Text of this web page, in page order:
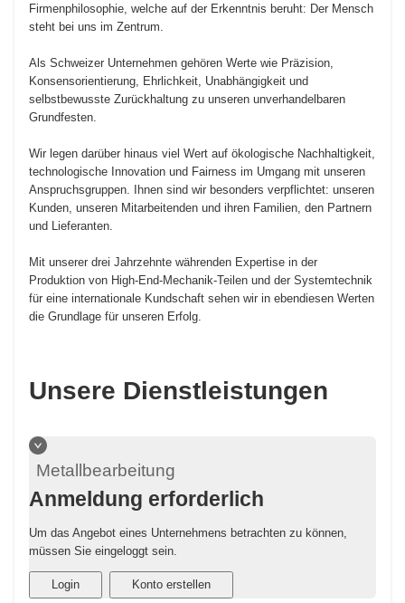
Firmenphilosophie, welche auf der Erkenntnis beruht: Der Mensch
steht bei uns im Zentrum.
Als Schweizer Unternehmen gehören Werte wie Präzision,
Konsensorientierung, Ehrlichkeit, Unabhängigkeit und
selbstbewusste Zurückhaltung zu unseren unverhandelbaren
Grundfesten.
Wir legen darüber hinaus viel Wert auf ökologische Nachhaltigkeit,
technologische Innovation und Fairness im Umgang mit unseren
Anspruchsgruppen. Ihnen sind wir besonders verpflichtet: unseren
Kunden, unseren Mitarbeitenden und ihren Familien, den Partnern
und Lieferanten.
Mit unserer drei Jahrzehnte währenden Expertise in der
Produktion von High-End-Mechanik-Teilen und der Systemtechnik
für eine internationale Kundschaft sehen wir in ebendiesen Werten
die Grundlage für unseren Erfolg.
Unsere Dienstleistungen
Metallbearbeitung
Anmeldung erforderlich
Um das Angebot eines Unternehmens betrachten zu können,
müssen Sie eingeloggt sein.
Login Konto erstellen